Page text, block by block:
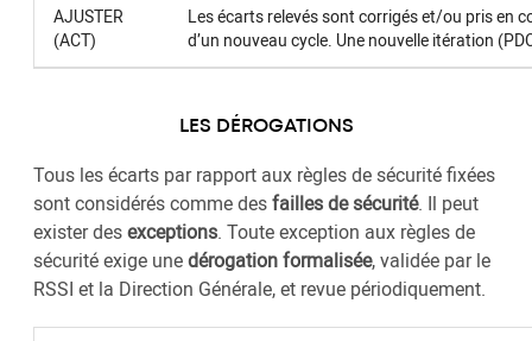
AJUSTER
(ACT)
Les écarts relevés sont corrigés et/ou pris en
d’un nouveau cycle. Une nouvelle itération
LES DÉROGATIONS
Tous les écarts par rapport aux règles de sécurité fixées
sont considérés comme desfailles de sécurité. Il peut
exister desexceptions. Toute exception aux règles de
sécurité exige unedérogation formalisée, validée par le
RSSI et la Direction Générale, et revue périodiquement.